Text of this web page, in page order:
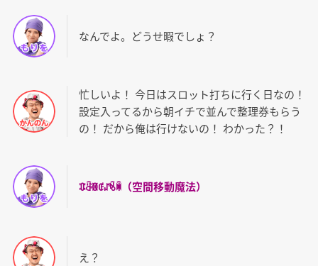
なんでよ。どうせ暇でしょ？
忙しいよ！ 今日はスロット打ちに行く日なの！
設定入ってるから朝イチで並んで整理券もらう
の！ だから俺は行けないの！ わかった？！
ꁤꁔꁙꂅꁴꂙꂏ（空間移動魔法）
え？